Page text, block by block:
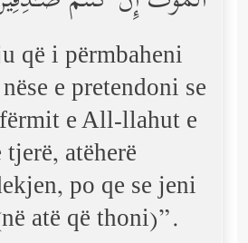
që i përmbaheni
e pretendoni se
e All-llahut e
atëherë
po qe se jeni
atë që thoni)”.